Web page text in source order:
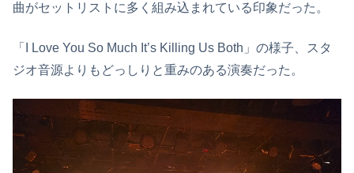
曲がセットリストに多く組み込まれている印象だった。
「I Love You So Much It’s Killing Us Both」の様子、スタ
ジオ音源よりもどっしりと重みのある演奏だった。